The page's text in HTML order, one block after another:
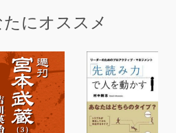
るか、どうぞ楽しみにお読みく
雲のようなもの
。意識や感情も素粒子だった
づく」という素粒子の不思議
にオススメ